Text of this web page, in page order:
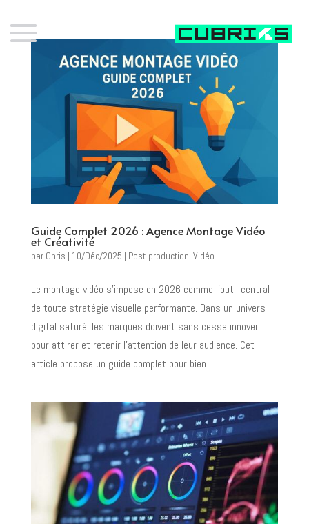
Guide Complet 2026 : Agence Montage Vidéo
et Créativité
par Chris | 10/Déc/2025 | Post-production, Vidéo
Le montage vidéo s’impose en 2026 comme l’outil central
de toute stratégie visuelle performante. Dans un univers
digital saturé, les marques doivent sans cesse innover
pour attirer et retenir l’attention de leur audience. Cet
article propose un guide complet pour bien...